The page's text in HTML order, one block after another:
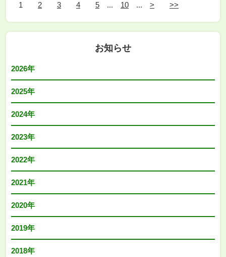
1 2 3 4 5 ... 10 ... > >>
お知らせ
2026年
2025年
2024年
2023年
2022年
2021年
2020年
2019年
2018年